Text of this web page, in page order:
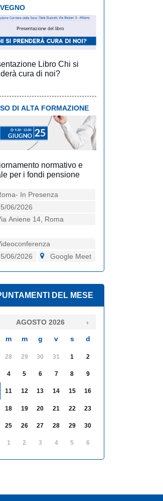
Libro Chi si
cura di noi?
DI ALTA FORMAZIONE
normativo e
per i fondi pensione
In Presenza
06/2026
Aniene 14, Roma
06/2026
Google Meet
DEL MESE
AGOSTO 2026 ›
m m g v s d
28 29 30 31 1 2
4 5 6 7 8 9
11 12 13 14 15 16
18 19 20 21 22 23
25 26 27 28 29 30
1 2 3 4 5 6